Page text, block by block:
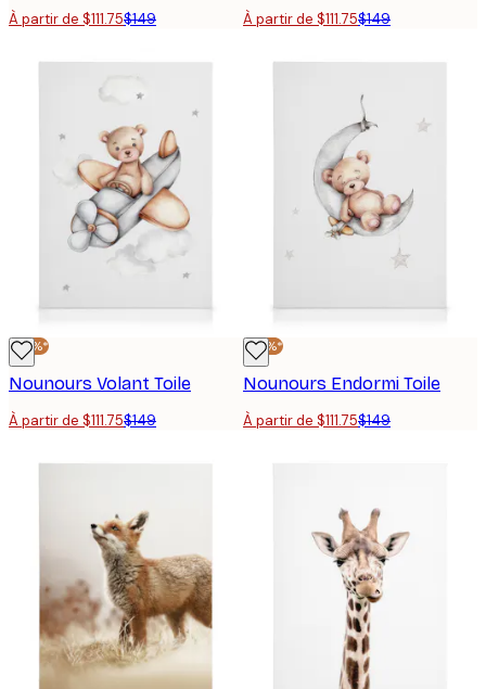
À partir de $111.75$149 À partir de $111.75$149
-25%*
Nounours Volant Toile
À partir de $111.75$149
-25%*
Nounours Endormi Toile
À partir de $111.75$149